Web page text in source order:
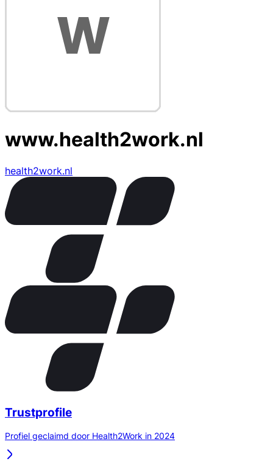
www.health2work.nl
health2work.nl
Trustprofile
Profiel geclaimd door Health2Work in 2024